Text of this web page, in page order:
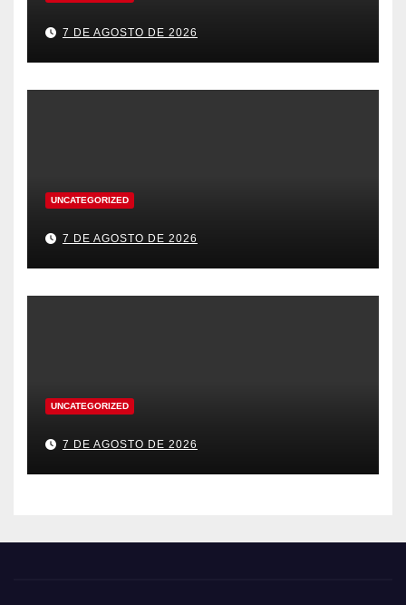
7 DE AGOSTO DE 2026
UNCATEGORIZED
7 DE AGOSTO DE 2026
UNCATEGORIZED
7 DE AGOSTO DE 2026